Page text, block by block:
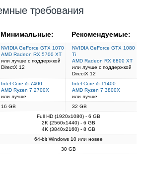
требования
Минимальные: Рекомендуемые:
NVIDIA GeForce GTX 1070
AMD Radeon RX 5700 XT
или лучше с поддержкой
DirectX 12
NVIDIA GeForce GTX 1080
Ti
AMD Radeon RX 6800 XT
или лучше с поддержкой
DirectX 12
Intel Core i5-7400
AMD Ryzen 7 2700X
или лучше
Intel Core i5-11400
AMD Ryzen 7 3800X
или лучше
16 GB
32 GB
Full HD (1920x1080) - 6 GB
2K (2560x1440) - 6 GB
4K (3840x2160) - 8 GB
64-bit Windows 10 или новее
30 GB